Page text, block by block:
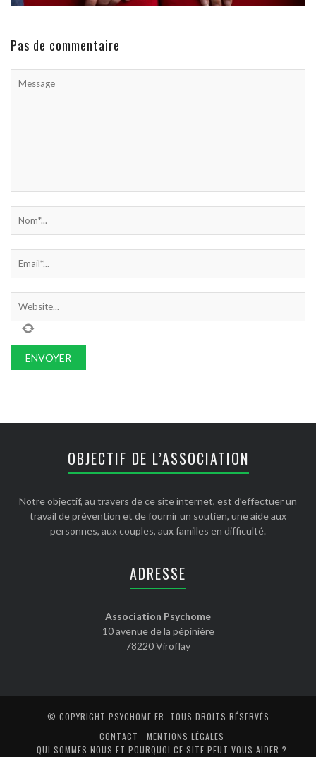
Pas de commentaire
OBJECTIF DE L’ASSOCIATION
Notre objectif, au travers de ce site internet, est d’effectuer un
travail de prévention et de fournir un soutien, une aide aux
personnes, aux couples, aux familles en difficulté.
ADRESSE
Association Psychome
10 avenue de la pépinière
78220 Viroflay
© COPYRIGHT PSYCHOME.FR . TOUS DROITS RÉSERVÉS
CONTACT
MENTIONS LÉGALES
QUI SOMMES NOUS ET POURQUOI CE SITE PEUT VOUS AIDER ?